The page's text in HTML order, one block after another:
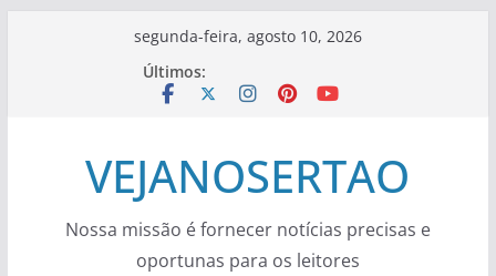
segunda-feira, agosto 10, 2026
Últimos:
VEJANOSERTAO
Nossa missão é fornecer notícias precisas e
oportunas para os leitores